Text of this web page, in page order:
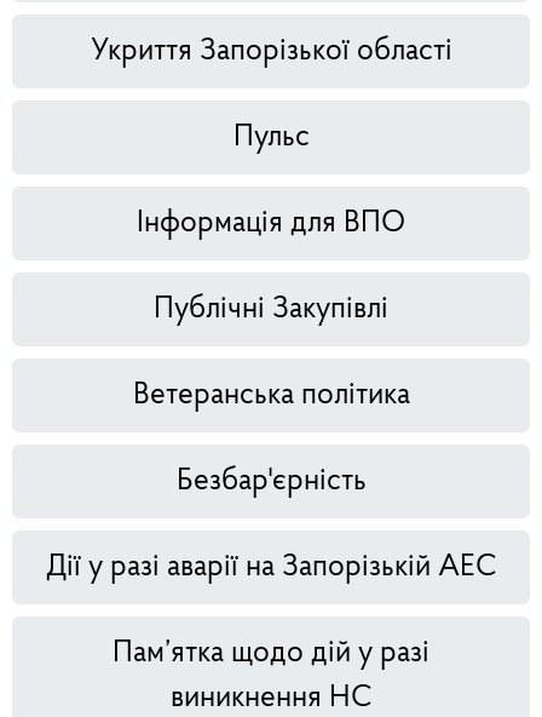
Укриття Запорізької області
Пульс
Інформація для ВПО
Публічні Закупівлі
Ветеранська політика
Безбар'єрність
Дії у разі аварії на Запорізькій АЕС
Пам’ятка щодо дій у разі
виникнення НС